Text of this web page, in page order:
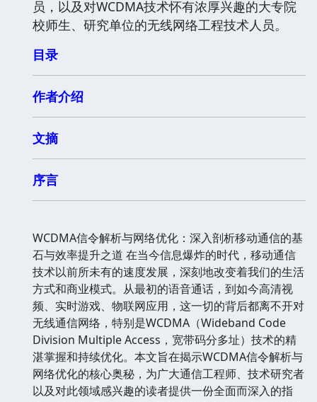
员，以及对WCDMA技术怀有浓厚兴趣的大专院
校师生、研究单位的无线网络工程技术人员。
目录
作者介绍
文摘
序言
WCDMA信令解析与网络优化：深入剖析移动通信的基
石与效率提升之道 在当今信息爆炸的时代，移动通信
技术以前所未有的速度发展，深刻地改变着我们的生活
方式和商业模式。从最初的语音通话，到如今高清视
频、实时游戏、物联网应用，这一切的背后都离不开对
无线通信网络，特别是WCDMA（Wideband Code
Division Multiple Access，宽带码分多址）技术的精
湛掌握和持续优化。本文旨在揭示WCDMA信令解析与
网络优化的核心奥秘，为广大通信工程师、技术研究者
以及对此领域感兴趣的读者提供一份全面而深入的指